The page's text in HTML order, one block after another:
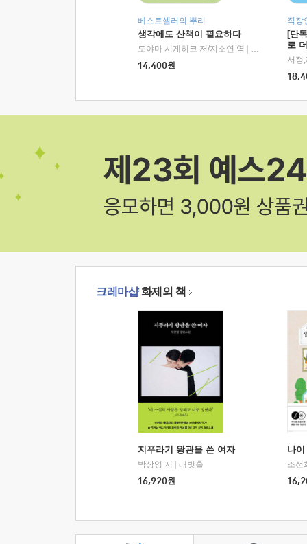
베스트셀러의 뿌리
생각에도 산책이 필요하다
도야마 시게히코 저/지소연 역
알에이치코리
14,400원
직장
[단
로
크레마샵화제의 책
지푸라기 왕관을 쓴 여자
박상영 저
래빗홀
16,920원
나
조선